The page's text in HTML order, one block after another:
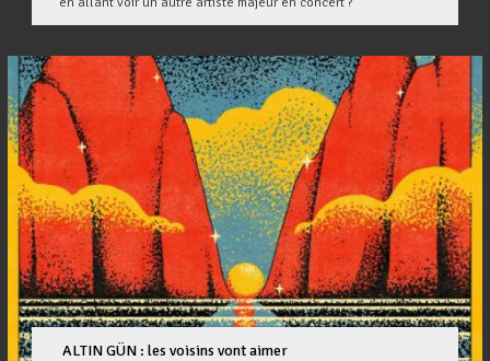
ALTIN GÜN : les voisins vont aimer